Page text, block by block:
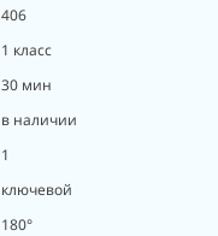
406
1 класс
30 мин
в наличии
1
ключевой
180°